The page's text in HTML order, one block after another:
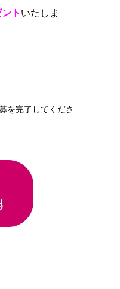
ト いたしま
を完了してくださ